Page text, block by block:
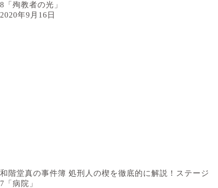
8「殉教者の光」
2020年9月16日
和階堂真の事件簿 処刑人の楔を徹底的に解説！ステージ
7「病院」